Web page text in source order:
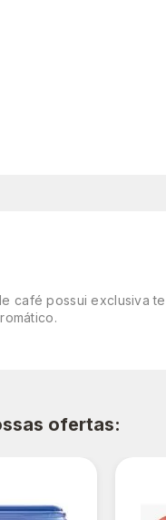
café possui exclusiva
ofertas: